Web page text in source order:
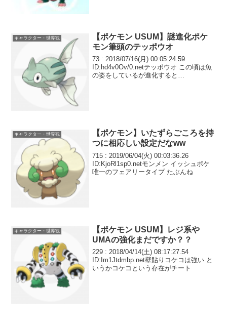
キャラクター・世界観
【ポケモン USUM】謎進化ポケ
モン筆頭のテッポウオ
73 : 2018/07/16(月) 00:05:24.59
ID:hd4v0Ov/0.netテッポウオ この頃は魚
の姿をしているが進化すると…
キャラクター・世界観
【ポケモン】いたずらごころを持
つに相応しい設定だなww
715 : 2019/06/04(火) 00:03:36.26
ID:KjoRl1sp0.netモンメン イッシュポケ
唯一のフェアリータイプ たぶんね
キャラクター・世界観
【ポケモン USUM】レジ系や
UMAの強化まだですか？？
229 : 2018/04/14(土) 08:17:27.54
ID:Im1Jtdmbp.net壁貼りコケコは強い と
いうかコケコという存在がチート